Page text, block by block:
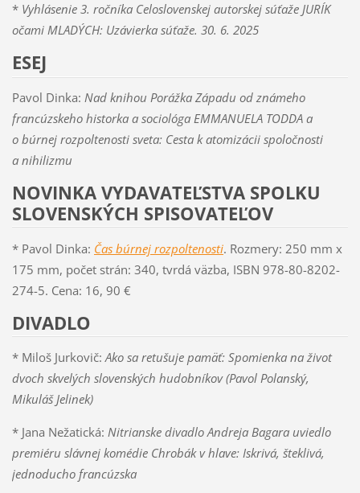
* Vyhlásenie 3. ročníka Celoslovenskej autorskej súťaže JURÍK
očami MLADÝCH: Uzávierka súťaže. 30. 6. 2025
ESEJ
Pavol Dinka: Nad knihou Porážka Západu od známeho
francúzskeho historka a sociológa EMMANUELA TODDA a
o búrnej rozpoltenosti sveta: Cesta k atomizácii spoločnosti
a nihilizmu
NOVINKA VYDAVATEĽSTVA SPOLKU
SLOVENSKÝCH SPISOVATEĽOV
* Pavol Dinka: Čas búrnej rozpoltenosti. Rozmery: 250 mm x
175 mm, počet strán: 340, tvrdá väzba, ISBN 978-80-8202-
274-5. Cena: 16, 90 €
DIVADLO
* Miloš Jurkovič:Ako sa retušuje pamäť: Spomienka na život
dvoch skvelých slovenských hudobníkov (Pavol Polanský,
Mikuláš Jelinek)
* Jana Nežatická: Nitrianske divadlo Andreja Bagara uviedlo
premiéru slávnej komédie Chrobák v hlave: Iskrivá, šteklivá,
jednoducho francúzska